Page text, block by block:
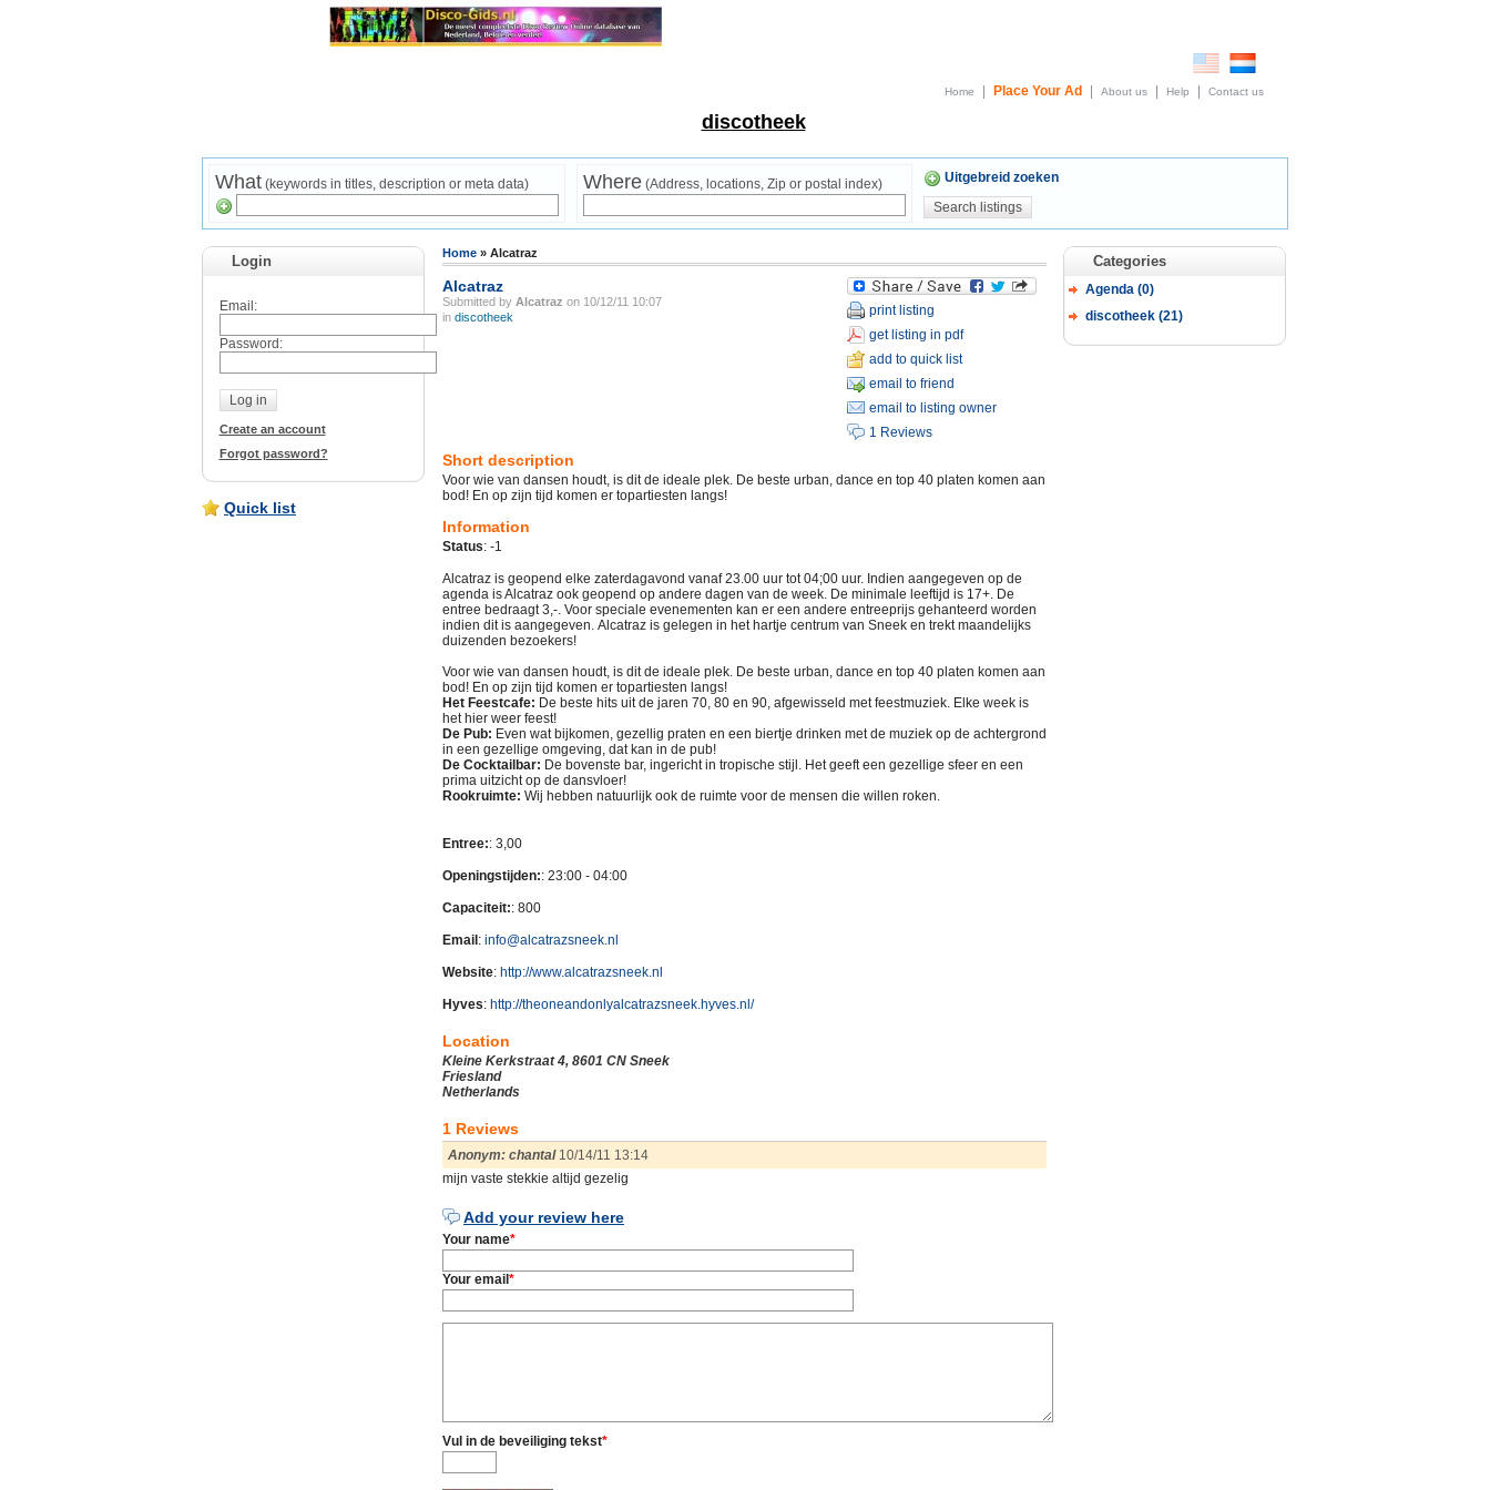
Home Place Your Ad About us Help Contact us
discotheek
What (keywords in titles, description or meta data) Where (Address, locations, Zip or postal index) Uitgebreid zoeken
Login
Email:
Password:
Create an account
Forgot password?
Quick list
Home » Alcatraz
Alcatraz
Submitted by Alcatraz on 10/12/11 10:07
in discotheek
print listing
get listing in pdf
add to quick list
email to friend
email to listing owner
1 Reviews
Short description
Voor wie van dansen houdt, is dit de ideale plek. De beste urban, dance en top 40 platen komen aan
bod! En op zijn tijd komen er topartiesten langs!
Information
Status: -1
Alcatraz is geopend elke zaterdagavond vanaf 23.00 uur tot 04;00 uur. Indien aangegeven op de
agenda is Alcatraz ook geopend op andere dagen van de week. De minimale leeftijd is 17+. De
entree bedraagt 3,-. Voor speciale evenementen kan er een andere entreeprijs gehanteerd worden
indien dit is aangegeven. Alcatraz is gelegen in het hartje centrum van Sneek en trekt maandelijks
duizenden bezoekers!
Voor wie van dansen houdt, is dit de ideale plek. De beste urban, dance en top 40 platen komen aan
bod! En op zijn tijd komen er topartiesten langs!
Het Feestcafe: De beste hits uit de jaren 70, 80 en 90, afgewisseld met feestmuziek. Elke week is
het hier weer feest!
De Pub: Even wat bijkomen, gezellig praten en een biertje drinken met de muziek op de achtergrond
in een gezellige omgeving, dat kan in de pub!
De Cocktailbar: De bovenste bar, ingericht in tropische stijl. Het geeft een gezellige sfeer en een
prima uitzicht op de dansvloer!
Rookruimte: Wij hebben natuurlijk ook de ruimte voor de mensen die willen roken.
Entree:: 3,00
Openingstijden:: 23:00 - 04:00
Capaciteit:: 800
Email : info@alcatrazsneek.nl
Website: http://www.alcatrazsneek.nl
Hyves: http://theoneandonlyalcatrazsneek.hyves.nl/
Location
Kleine Kerkstraat 4, 8601 CN Sneek
Friesland
Netherlands
1 Reviews
Anonym: chantal10/14/11 13:14
mijn vaste stekkie altijd gezelig
Add your review here
Your name*
Your email *
Vul in de beveiliging tekst*
Categories
Agenda (0)
discotheek (21)